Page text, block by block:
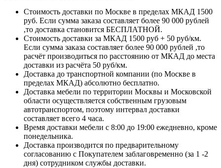
Стоимость доставки по Москве в пределах МКАД 1500
руб. Если сумма заказа составляет более 90 000 рублей
,то доставка становится БЕСПЛАТНОЙ.
Стоимость доставки за МКАД 1500 руб + 50 руб/км.
Если сумма заказа составляет более 90 000 рублей ,то
расчёт производиться по расстоянию от МКАД до места
доставки из расчёта 50 руб/км.
Доставка до транспортной компании (по Москве в
пределах МКАД) абсолютно бесплатно.
Доставка мебели по территории Москвы и Московской
области осуществляется собственным грузовым
автотранспортом, поэтому интервал доставки
составляет всего 4 часа.
Время доставки мебели с 8:00 до 19:00 ежедневно, кроме
понедельника.
Доставка производится по предварительному
согласованию с Покупателем заблаговременно (за 1 -2
дня) сотрудником службы доставки.